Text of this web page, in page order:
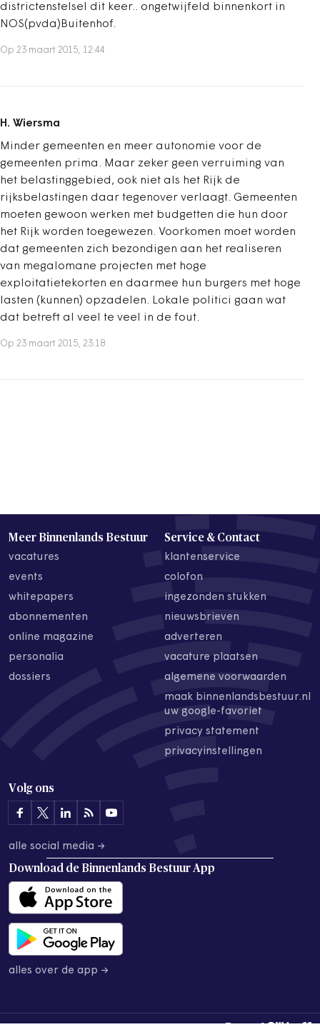
districtenstelsel dit keer.. ongetwijfeld binnenkort in
NOS(pvda)Buitenhof.
Op 23 maart 2015, 12:44
H. Wiersma
Minder gemeenten en meer autonomie voor de
gemeenten prima. Maar zeker geen verruiming van
het belastinggebied, ook niet als het Rijk de
rijksbelastingen daar tegenover verlaagt. Gemeenten
moeten gewoon werken met budgetten die hun door
het Rijk worden toegewezen. Voorkomen moet worden
dat gemeenten zich bezondigen aan het realiseren
van megalomane projecten met hoge
exploitatietekorten en daarmee hun burgers met hoge
lasten (kunnen) opzadelen. Lokale politici gaan wat
dat betreft al veel te veel in de fout.
Op 23 maart 2015, 23:18
Meer Binnenlands Bestuur
vacatures
events
whitepapers
abonnementen
online magazine
personalia
dossiers
Service & Contact
klantenservice
colofon
ingezonden stukken
nieuwsbrieven
adverteren
vacature plaatsen
algemene voorwaarden
maak binnenlandsbestuur.nl
uw google-favoriet
privacy statement
privacyinstellingen
Volg ons
alle social media →
Download de Binnenlands Bestuur App
alles over de app →